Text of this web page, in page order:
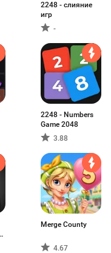
2248 - слияние
игр
-
2248 - Numbers
Game 2048
3.88
Merge County
4.67